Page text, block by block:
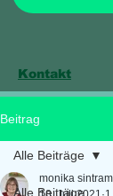
Kontakt
Beitrag
Alle Beiträge
Alle Beiträge
monika